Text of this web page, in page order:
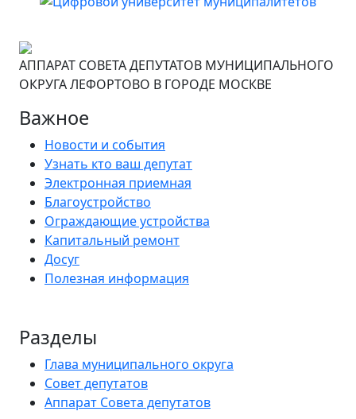
АППАРАТ СОВЕТА ДЕПУТАТОВ МУНИЦИПАЛЬНОГО
ОКРУГА ЛЕФОРТОВО В ГОРОДЕ МОСКВЕ
Важное
Новости и события
Узнать кто ваш депутат
Электронная приемная
Благоустройство
Ограждающие устройства
Капитальный ремонт
Досуг
Полезная информация
Разделы
Глава муниципального округа
Совет депутатов
Аппарат Совета депутатов